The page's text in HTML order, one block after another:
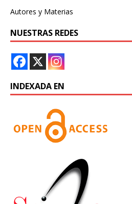
Autores y Materias
NUESTRAS REDES
INDEXADA EN